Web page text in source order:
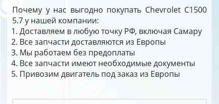
Почему у нас выгодно покупать Chevrolet C1500
5.7 у нашей компании:
Доставляем в любую точку РФ, включая Самару
Все запчасти доставляются из Европы
Мы работаем без предоплаты
Все запчасти имеют необходимые документы
Привозим двигатель под заказ из Европы